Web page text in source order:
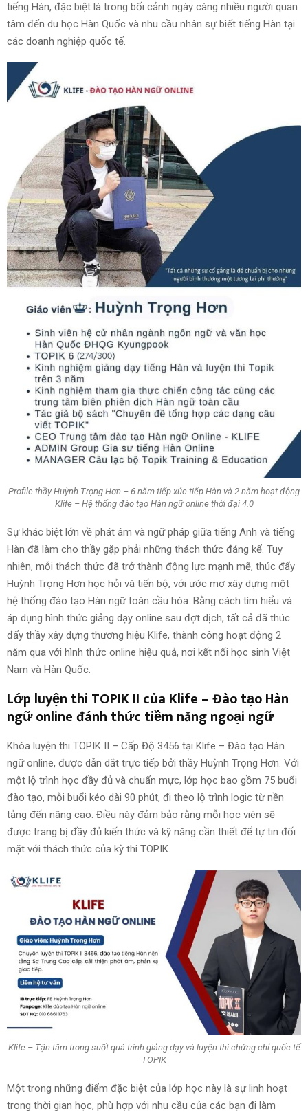
tiếng Hàn, đặc biệt là trong bối cảnh ngày càng nhiều người quan
tâm đến du học Hàn Quốc và nhu cầu nhân sự biết tiếng Hàn tại
các doanh nghiệp quốc tế.
Profile thầy Huỳnh Trọng Hơn – 6 năm tiếp xúc tiếp Hàn và 2 năm hoạt động
Klife – Hệ thống đào tạo Hàn ngữ online thời đại 4.0
Sự khác biệt lớn về phát âm và ngữ pháp giữa tiếng Anh và tiếng
Hàn đã làm cho thầy gặp phải những thách thức đáng kể. Tuy
nhiên, mỗi thách thức đã trở thành động lực mạnh mẽ, thúc đẩy
Huỳnh Trọng Hơn học hỏi và tiến bộ, với ước mơ xây dựng một
hệ thống đào tạo Hàn ngữ toàn cầu hóa. Bằng cách tìm hiểu và
áp dụng hình thức giảng dạy online sau đợt dịch, tất cả đã thúc
đẩy thầy xây dựng thương hiệu Klife, thành công hoạt động 2
năm qua với hình thức online hiệu quả, nơi kết nối học sinh Việt
Nam và Hàn Quốc.
Lớp luyện thi TOPIK II của Klife – Đào tạo Hàn
ngữ online đánh thức tiềm năng ngoại ngữ
Khóa luyện thi TOPIK II – Cấp Độ 3456 tại Klife – Đào tạo Hàn
ngữ online, được dẫn dắt trực tiếp bởi thầy Huỳnh Trọng Hơn. Với
một lộ trình học đầy đủ và chuẩn mực, lớp học bao gồm 75 buổi
đào tạo, mỗi buổi kéo dài 90 phút, đi theo lộ trình logic từ nền
tảng đến nâng cao. Điều này đảm bảo rằng mỗi học viên sẽ
được trang bị đầy đủ kiến thức và kỹ năng cần thiết để tự tin đối
mặt với thách thức của kỳ thi TOPIK.
Klife – Tận tâm trong suốt quá trình giảng dạy và luyện thi chứng chỉ quốc tế
TOPIK
Một trong những điểm đặc biệt của lớp học này là sự linh hoạt
trong thời gian học, phù hợp với nhu cầu của các bạn đi làm